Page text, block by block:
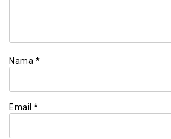
Nama *
Email *